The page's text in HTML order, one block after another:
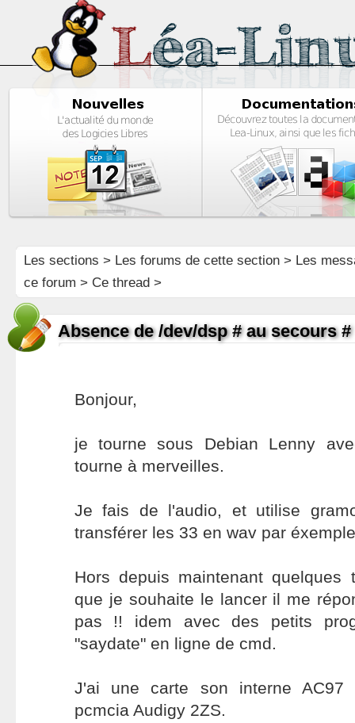
Les sections > Les forums de cette section> Les
ce forum > Ce thread >
Absence de /dev/dsp # au secours #
Bonjour,
je tourne sous Debian Lenny
tourne à merveilles.
Je fais de l'audio, et utilise
transférer les 33 en wav par
Hors depuis maintenant
que je souhaite le lancer il me
pas !! idem avec des petits
"saydate" en ligne de cmd.
J'ai une carte son interne
pcmcia Audigy 2ZS.